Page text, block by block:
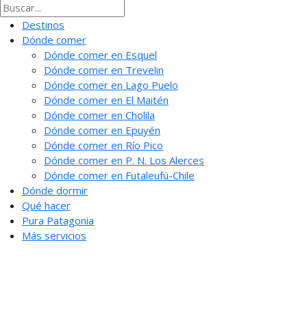
Destinos
Dónde comer
Dónde comer en Esquel
Dónde comer en Trevelin
Dónde comer en Lago Puelo
Dónde comer en El Maitén
Dónde comer en Cholila
Dónde comer en Epuyén
Dónde comer en Río Pico
Dónde comer en P. N. Los Alerces
Dónde comer en Futaleufú-Chile
Dónde dormir
Qué hacer
Pura Patagonia
Más servicios